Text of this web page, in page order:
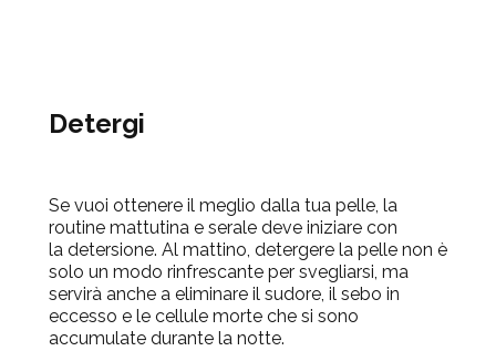
Detergi
Se vuoi ottenere il meglio dalla tua pelle, la
routine mattutina e serale deve iniziare con
la detersione. Al mattino, detergere la pelle non è
solo un modo rinfrescante per svegliarsi, ma
servirà anche a eliminare il sudore, il sebo in
eccesso e le cellule morte che si sono
accumulate durante la notte.